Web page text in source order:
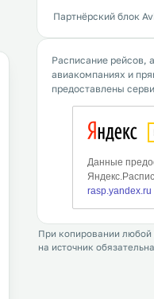
Партнёрский блок
Расписание рейсов,
авиакомпаниях и
предоставлены
При копировании
на источник